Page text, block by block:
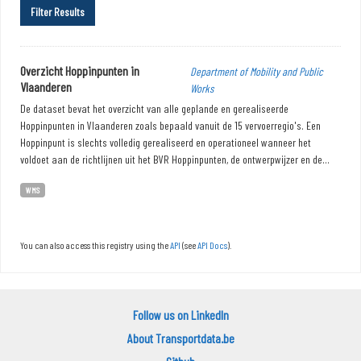
Filter Results
Overzicht Hoppinpunten in
Vlaanderen
Department of Mobility and Public
Works
De dataset bevat het overzicht van alle geplande en gerealiseerde
Hoppinpunten in Vlaanderen zoals bepaald vanuit de 15 vervoerregio's. Een
Hoppinpunt is slechts volledig gerealiseerd en operationeel wanneer het
voldoet aan de richtlijnen uit het BVR Hoppinpunten, de ontwerpwijzer en de...
WMS
You can also access this registry using theAPI (seeAPI Docs).
Follow us on LinkedIn
About Transportdata.be